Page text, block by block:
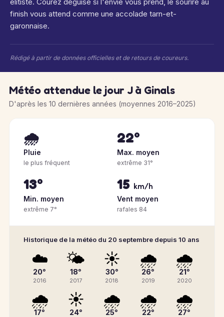
finish vous attend comme une accolade tarn-et-
garonnaise.
Rédigé à partir de données officielles et de retours de coureurs.
Météo attendue le jour J à Ginals
D'après les 10 dernières années (moyennes 2016–2025)
🌧️
Pluie
le plus fréquent
22°
Max. moyen
extrême 31°
13°
Min. moyen
extrême 7°
15 km/h
Vent moyen
rafales 84
Historique de la météo du 20 septembre depuis 10 ans
☁️
20°
2016
🌤️
18°
2017
☀️
30°
2018
🌧️
26°
2019
🌧️
21°
2020
🌧️
17°
☀️
24°
🌧️
25°
🌧️
22°
🌧️
27°